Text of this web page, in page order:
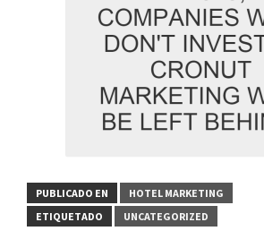
PUBLICADO EN
HOTEL MARKETING
ETIQUETADO
UNCATEGORIZED